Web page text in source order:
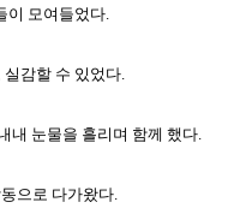
이 모여들었다.
감할 수 있었다.
내 눈물을 흘리며 함께 했다.
으로 다가왔다.